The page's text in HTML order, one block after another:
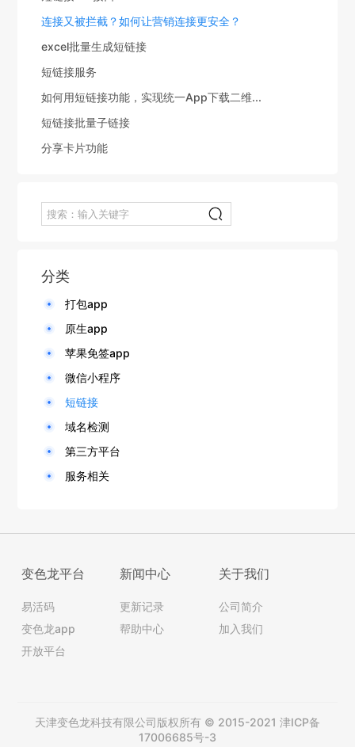
连接又被拦截？如何让营销连接更安全？
excel批量生成短链接
短链接服务
如何用短链接功能，实现统一App下载二维...
短链接批量子链接
分享卡片功能
分类
打包app
原生app
苹果免签app
微信小程序
短链接
域名检测
第三方平台
服务相关
变色龙平台
易活码
变色龙app
开放平台
新闻中心
更新记录
帮助中心
关于我们
公司简介
加入我们
天津变色龙科技有限公司版权所有 © 2015-2021 津ICP备
17006685号-3